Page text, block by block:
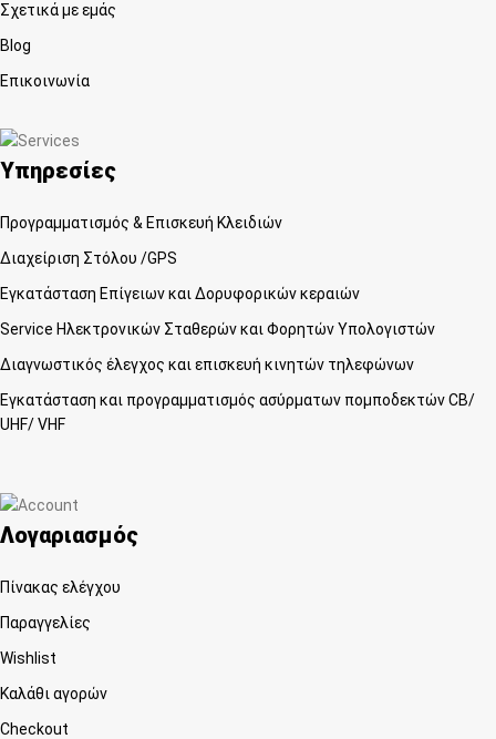
Σχετικά με εμάς
Blog
Επικοινωνία
Υπηρεσίες
Προγραμματισμός & Επισκευή Κλειδιών
Διαχείριση Στόλου /GPS
Εγκατάσταση Επίγειων και Δορυφορικών κεραιών
Service Ηλεκτρονικών Σταθερών και Φορητών Υπολογιστών
Διαγνωστικός έλεγχος και επισκευή κινητών τηλεφώνων
Εγκατάσταση και προγραμματισμός ασύρματων πομποδεκτών CB/
UHF/ VHF
Λογαριασμός
Πίνακας ελέγχου
Παραγγελίες
Wishlist
Καλάθι αγορών
Checkout